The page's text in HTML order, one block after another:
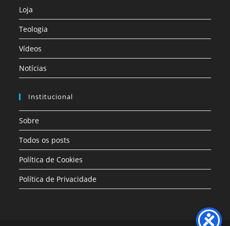
Loja
Teologia
Vídeos
Notícias
Institucional
Sobre
Todos os posts
Política de Cookies
Política de Privacidade